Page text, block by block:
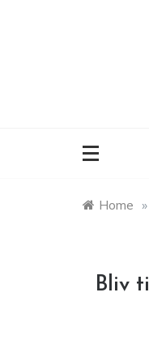
Home »
Bliv